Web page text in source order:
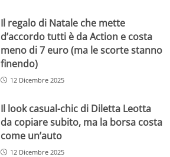
Il regalo di Natale che mette
d’accordo tutti è da Action e costa
meno di 7 euro (ma le scorte stanno
finendo)
12 Dicembre 2025
Il look casual-chic di Diletta Leotta
da copiare subito, ma la borsa costa
come un’auto
12 Dicembre 2025